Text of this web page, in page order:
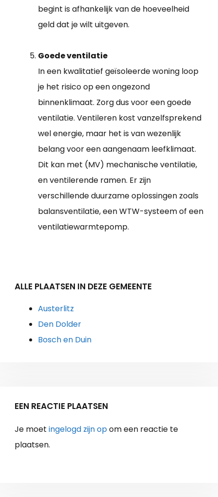
begint is afhankelijk van de hoeveelheid
geld dat je wilt uitgeven.
Goede ventilatie
In een kwalitatief geïsoleerde woning loop
je het risico op een ongezond
binnenklimaat. Zorg dus voor een goede
ventilatie. Ventileren kost vanzelfsprekend
wel energie, maar het is van wezenlijk
belang voor een aangenaam leefklimaat.
Dit kan met (MV) mechanische ventilatie,
en ventilerende ramen. Er zijn
verschillende duurzame oplossingen zoals
balansventilatie, een WTW-systeem of een
ventilatiewarmtepomp.
ALLE PLAATSEN IN DEZE GEMEENTE
Austerlitz
Den Dolder
Bosch en Duin
EEN REACTIE PLAATSEN
Je moet ingelogd zijn opom een reactie te
plaatsen.